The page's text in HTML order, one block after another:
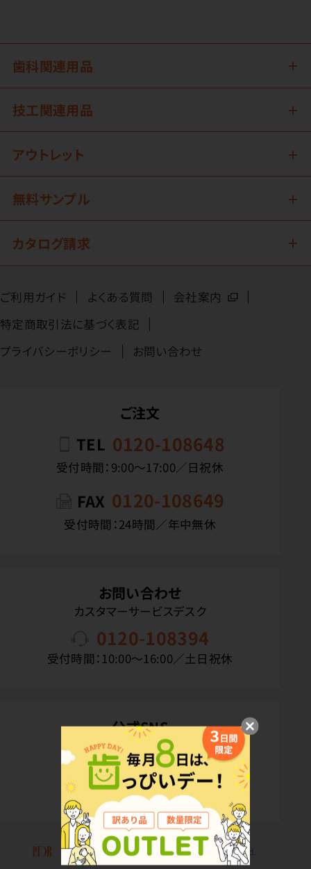
歯科関連用品
技工関連用品
アウトレット
無料サンプル
カタログ請求
ご利用ガイド よくある質問
会社案内
特定商取引法に基づく表記
プライバシーポリシー
お問い合わせ
ご注文
TEL 0120-108648
受付時間：9:00〜17:00／日祝休
FAX 0120-108649
受付時間：24時間／年中無休
お問い合わせ
カスタマーサービスデスク
0120-108394
受付時間：10:00〜16:00／土日祝休
公式SNS
Copyright(C) P.D.R. Co.,Ltd. All Rights Reserved.